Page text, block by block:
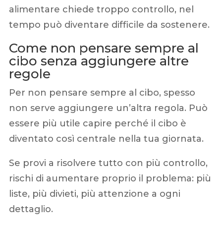
alimentare chiede troppo controllo, nel
tempo può diventare difficile da sostenere.
Come non pensare sempre al
cibo senza aggiungere altre
regole
Per non pensare sempre al cibo, spesso
non serve aggiungere un’altra regola. Può
essere più utile capire perché il cibo è
diventato così centrale nella tua giornata.
Se provi a risolvere tutto con più controllo,
rischi di aumentare proprio il problema: più
liste, più divieti, più attenzione a ogni
dettaglio.